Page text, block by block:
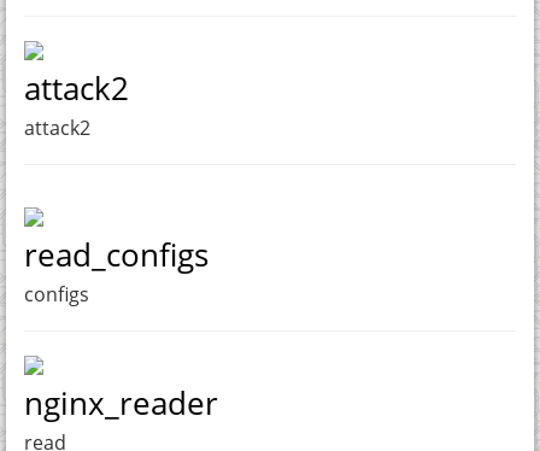
attack2
attack2
read_configs
configs
nginx_reader
read